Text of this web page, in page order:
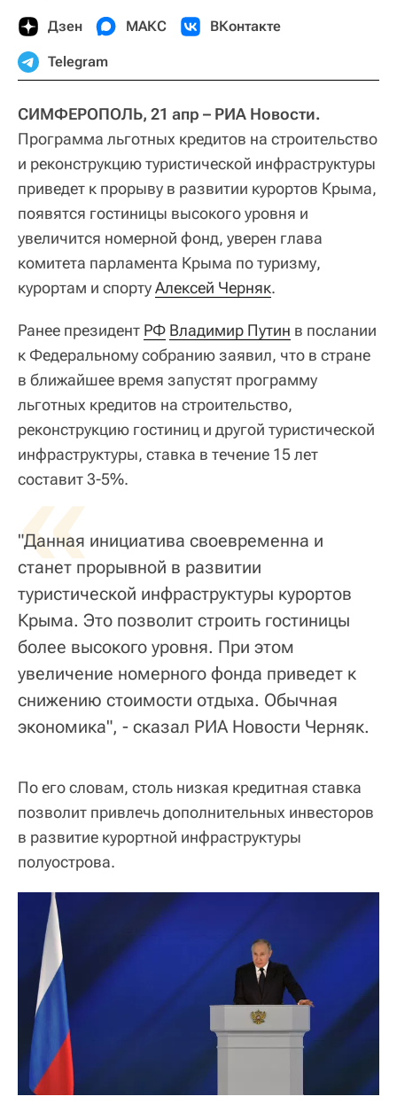
Дзен МАКС ВКонтакте
Telegram
СИМФЕРОПОЛЬ, 21 апр – РИА Новости.
Программа льготных кредитов на строительство
и реконструкцию туристической инфраструктуры
приведет к прорыву в развитии курортов Крыма,
появятся гостиницы высокого уровня и
увеличится номерной фонд, уверен глава
комитета парламента Крыма по туризму,
курортам и спортуАлексей Черняк.
Ранее президент РФ Владимир Путин в послании
к Федеральному собранию заявил, что в стране
в ближайшее время запустят программу
льготных кредитов на строительство,
реконструкцию гостиниц и другой туристической
инфраструктуры, ставка в течение 15 лет
составит 3-5%.
«
"Данная инициатива своевременна и
станет прорывной в развитии
туристической инфраструктуры курортов
Крыма. Это позволит строить гостиницы
более высокого уровня. При этом
увеличение номерного фонда приведет к
снижению стоимости отдыха. Обычная
экономика", - сказал РИА Новости Черняк.
По его словам, столь низкая кредитная ставка
позволит привлечь дополнительных инвесторов
в развитие курортной инфраструктуры
полуострова.